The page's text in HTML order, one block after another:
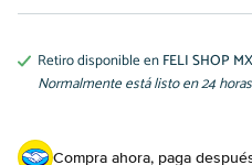
Retiro disponible enFELI SHOP MX
Normalmente está listo en 24 horas
Compra ahora, paga